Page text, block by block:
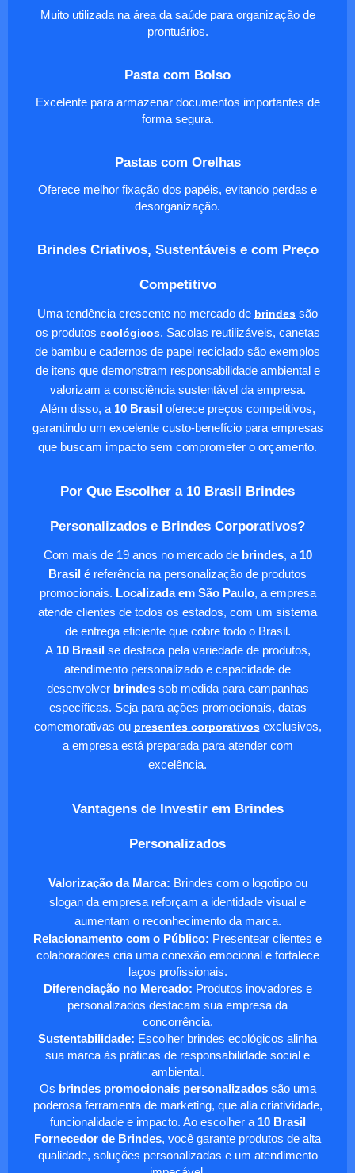
Muito utilizada na área da saúde para organização de
prontuários.
Pasta com Bolso
Excelente para armazenar documentos importantes de
forma segura.
Pastas com Orelhas
Oferece melhor fixação dos papéis, evitando perdas e
desorganização.
Brindes Criativos, Sustentáveis e com Preço
Competitivo
Uma tendência crescente no mercado de brindes são
os produtos ecológicos. Sacolas reutilizáveis, canetas
de bambu e cadernos de papel reciclado são exemplos
de itens que demonstram responsabilidade ambiental e
valorizam a consciência sustentável da empresa.
Além disso, a 10 Brasiloferece preços competitivos,
garantindo um excelente custo-benefício para empresas
que buscam impacto sem comprometer o orçamento.
Por Que Escolher a 10 Brasil Brindes
Personalizados e Brindes Corporativos?
Com mais de 19 anos no mercado de brindes, a 10
Brasil é referência na personalização de produtos
promocionais. Localizada em São Paulo, a empresa
atende clientes de todos os estados, com um sistema
de entrega eficiente que cobre todo o Brasil.
A10 Brasilse destaca pela variedade de produtos,
atendimento personalizado e capacidade de
desenvolver brindessob medida para campanhas
específicas. Seja para ações promocionais, datas
comemorativas ou presentes corporativosexclusivos,
a empresa está preparada para atender com
excelência.
Vantagens de Investir em Brindes
Personalizados
Valorização da Marca: Brindes com o logotipo ou
slogan da empresa reforçam a identidade visual e
aumentam o reconhecimento da marca.
Relacionamento com o Público: Presentear clientes e
colaboradores cria uma conexão emocional e fortalece
laços profissionais.
Diferenciação no Mercado: Produtos inovadores e
personalizados destacam sua empresa da
concorrência.
Sustentabilidade: Escolher brindes ecológicos alinha
sua marca às práticas de responsabilidade social e
ambiental.
Os brindes promocionais personalizadossão uma
poderosa ferramenta de marketing, que alia criatividade,
funcionalidade e impacto. Ao escolher a 10 Brasil
Fornecedor de Brindes, você garante produtos de alta
qualidade, soluções personalizadas e um atendimento